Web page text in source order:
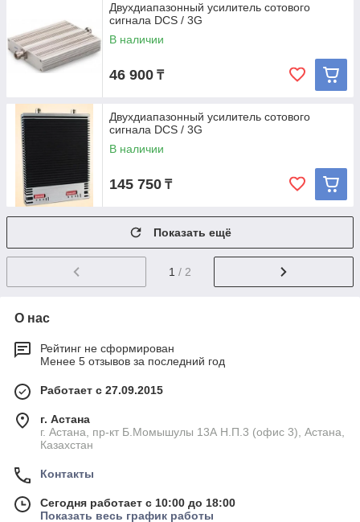
Двухдиапазонный усилитель сотового
сигнала DCS / 3G
В наличии
46 900 ₸
Двухдиапазонный усилитель сотового
сигнала DCS / 3G
В наличии
145 750 ₸
Показать ещё
1 / 2
О нас
Рейтинг не сформирован
Менее 5 отзывов за последний год
Работает с 27.09.2015
г. Астана
г. Астана, пр-кт Б.Момышулы 13А Н.П.3 (офис 3), Астана,
Казахстан
Контакты
Сегодня работает с 10:00 до 18:00
Показать весь график работы